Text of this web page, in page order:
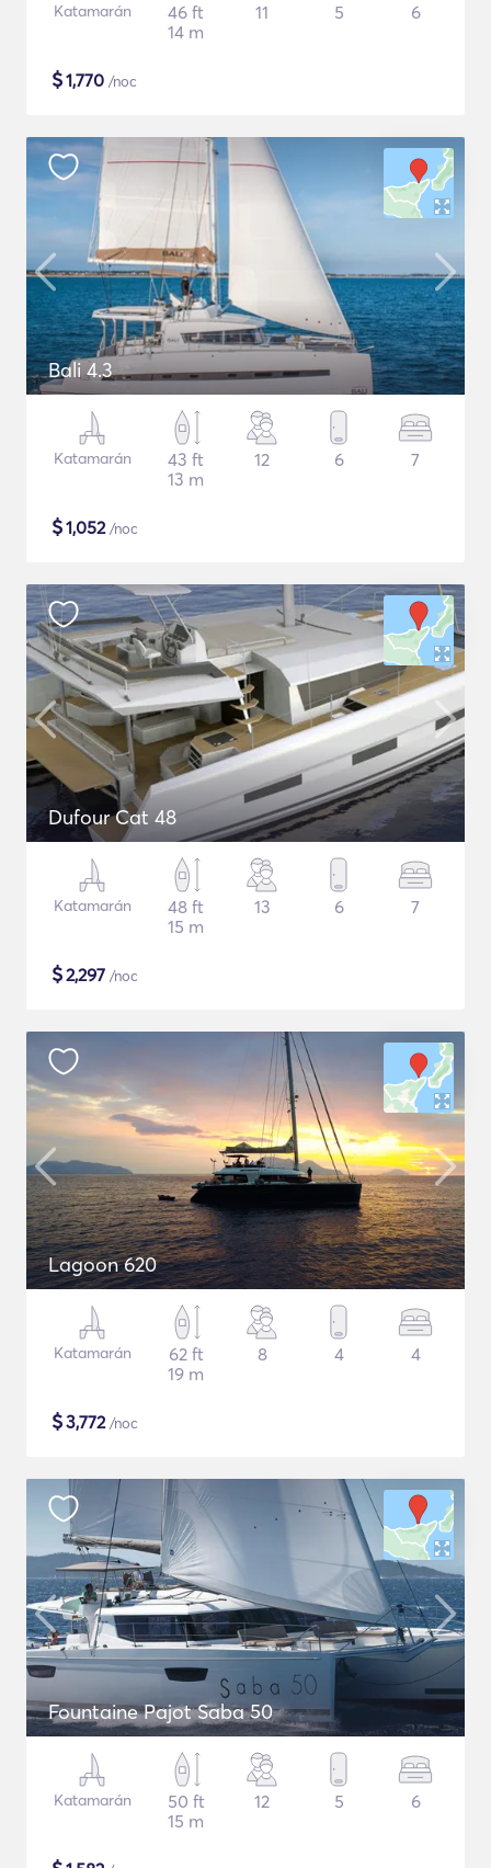
Katamarán
46 ft
14 m
11 5 6
$1,770 /noc
Bali 4.3
Katamarán
43 ft
13 m
12 6 7
$1,052/noc
Dufour Cat 48
Katamarán
48 ft
15 m
13 6 7
$2,297 /noc
Lagoon 620
Katamarán
62 ft
19 m
8 4 4
$3,772/noc
Fountaine Pajot Saba 50
Katamarán
50 ft
15 m
12 5 6